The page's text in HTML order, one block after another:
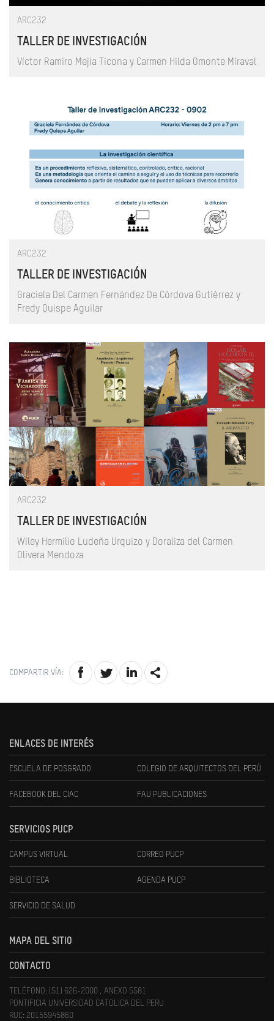
ARC232
TALLER DE INVESTIGACIÓN
Víctor Ramiro Mejía Ticona y Carmen Hilda Omonte Miraval
ARC232
TALLER DE INVESTIGACIÓN
Graciela Del Carmen Fernández De Córdova Gutiérrez y
Fredy Quispe Aguilar
ARC232
TALLER DE INVESTIGACIÓN
Wiley Hermilio Ludeña Urquizo y Doraliza del Carmen
Olivera Mendoza
COMPARTIR VÍA:
ENLACES DE INTERÉS
ESCUELA DE POSGRADO COLEGIO DE ARQUITECTOS DEL PERÚ
FACEBOOK DEL CIAC FAU PUBLICACIONES
SERVICIOS PUCP
CAMPUS VIRTUAL CORREO PUCP
BIBLIOTECA AGENDA PUCP
SERVICIO DE SALUD
MAPA DEL SITIO
CONTACTO
TELÉFONO: (51) 626-2000 , ANEXO 5581
PONTIFICIA UNIVERSIDAD CATOLICA DEL PERU
RUC: 20155945860